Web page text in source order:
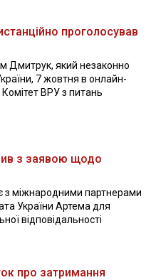
проголосував
Дмитрук, який незаконно
7 жовтня в онлайн-
Комітет ВРУ з питань
з заявою щодо
з міжнародними партнерами
України Артема для
відповідальності
про затримання